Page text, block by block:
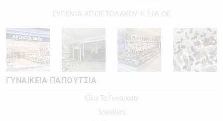
ΕΥΓΕΝΙΑ ΑΠΟΣΤΟΛΑΚΟΥ Κ ΣΙΑ ΟΕ
ΓΥΝΑΙΚΕΙΑ ΠΑΠΟΥΤΣΙΑ
Όλα Τα Γυναικεία
Sneakers